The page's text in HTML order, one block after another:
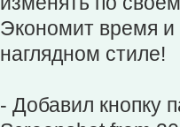
Экономит время
наглядном стиле!
- Добавил кнопку